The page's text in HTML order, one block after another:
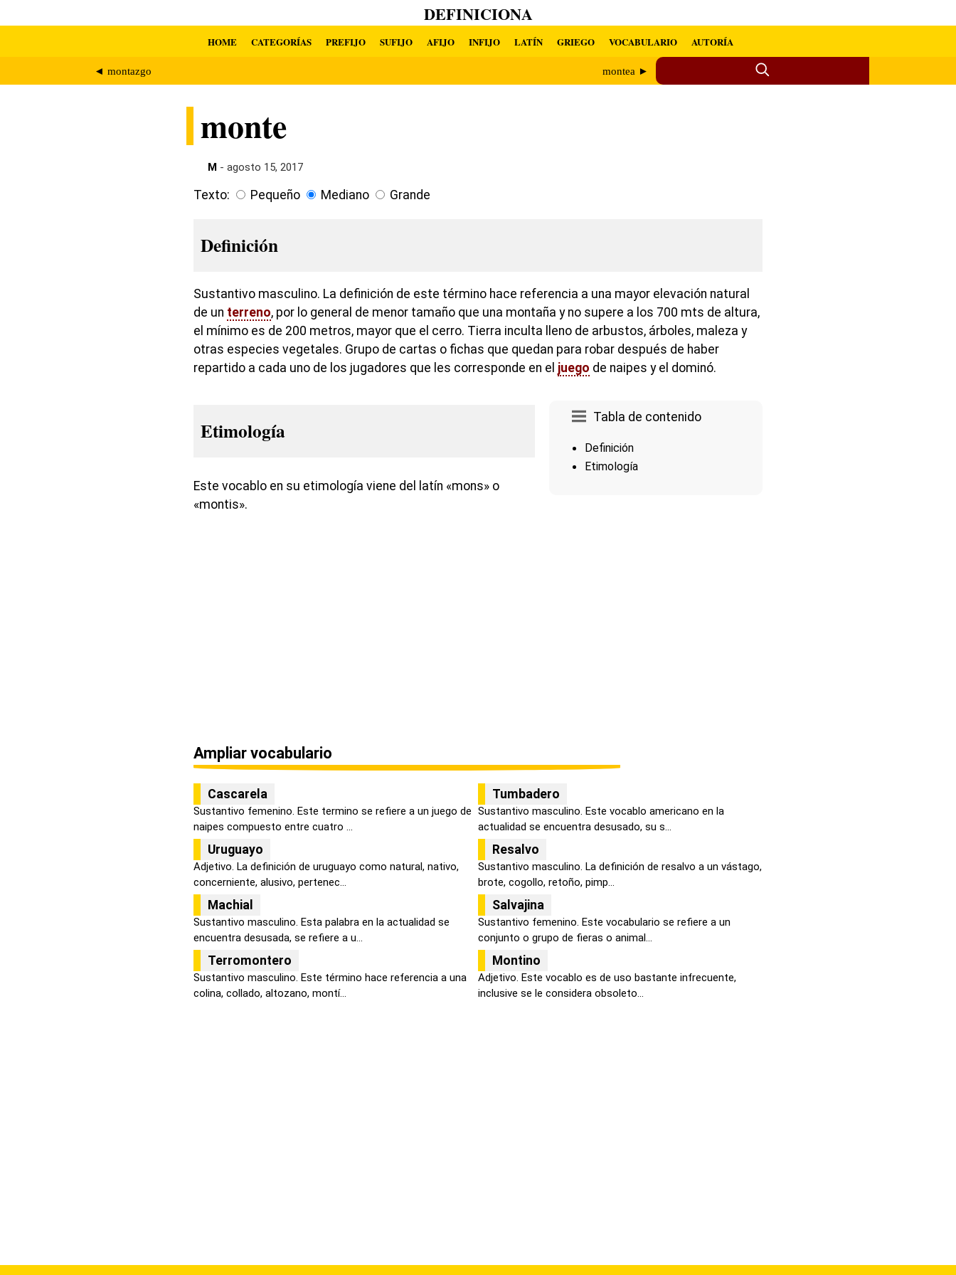
DEFINICIONA
HOME CATEGORÍAS PREFIJO SUFIJO AFIJO INFIJO LATÍN GRIEGO VOCABULARIO AUTORÍA
◄ montazgo montea ►
monte
M - agosto 15, 2017
Texto: Pequeño Mediano Grande
Definición
Sustantivo masculino. La definición de este término hace referencia a una mayor elevación natural
de un terreno, por lo general de menor tamaño que una montaña y no supere a los 700 mts de altura,
el mínimo es de 200 metros, mayor que el cerro. Tierra inculta lleno de arbustos, árboles, maleza y
otras especies vegetales. Grupo de cartas o fichas que quedan para robar después de haber
repartido a cada uno de los jugadores que les corresponde en el juego de naipes y el dominó.
Tabla de contenido
Definición
Etimología
Etimología
Este vocablo en su etimología viene del latín «mons» o
«montis».
Ampliar vocabulario
Cascarela
Sustantivo femenino. Este termino se refiere a un juego de
naipes compuesto entre cuatro ...
Tumbadero
Sustantivo masculino. Este vocablo americano en la
actualidad se encuentra desusado, su s...
Uruguayo
Adjetivo. La definición de uruguayo como natural, nativo,
concerniente, alusivo, pertenec...
Resalvo
Sustantivo masculino. La definición de resalvo a un vástago,
brote, cogollo, retoño, pimp...
Machial
Sustantivo masculino. Esta palabra en la actualidad se
encuentra desusada, se refiere a u...
Salvajina
Sustantivo femenino. Este vocabulario se refiere a un
conjunto o grupo de fieras o animal...
Terromontero
Sustantivo masculino. Este término hace referencia a una
colina, collado, altozano, montí...
Montino
Adjetivo. Este vocablo es de uso bastante infrecuente,
inclusive se le considera obsoleto...